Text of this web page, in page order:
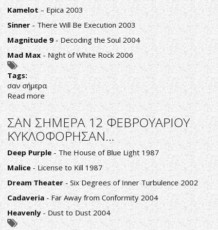
Kamelot– Epica 2003
Sinner - There Will Be Execution 2003
Magnitude 9 - Decoding the Soul 2004
Mad Max- Night of White Rock 2006
Tags:
σαν σήμερα
Read moreabout
ΣΑΝ
ΣΗΜΕΡΑ
13
ΦΕΒΡΟΥΑΡΙΟΥ
ΚΥΚΛΟΦΟΡΗΣΑΝ...
ΣΑΝ ΣΗΜΕΡΑ 12 ΦΕΒΡΟΥΑΡΙΟΥ
ΚΥΚΛΟΦΟΡΗΣΑΝ...
Deep Purple- The House of Blue Light 1987
Malice - License to Kill 1987
Dream Theater - Six Degrees of Inner Turbulence 2002
Cadaveria - Far Away from Conformity 2004
Heavenly- Dust to Dust 2004